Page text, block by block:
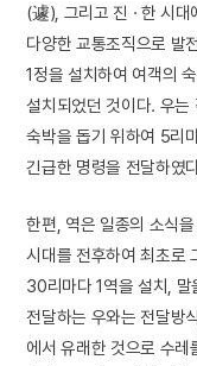
(遽), 그리고 진 · 한 시
다양한 교통조직으로 발
1정을 설치하여 여객의
설치되었던 것이다. 우는
숙박을 돕기 위하여 5리
긴급한 명령을 전달하였
한편, 역은 일종의 소식
시대를 전후하여 최초로
30리마다 1역을 설치, 말
전달하는 우와는 전달방
에서 유래한 것으로 수레